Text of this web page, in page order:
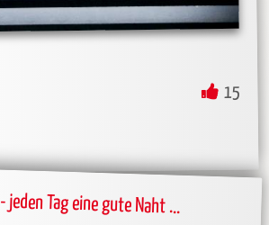
15
Tag eine gute Naht ...